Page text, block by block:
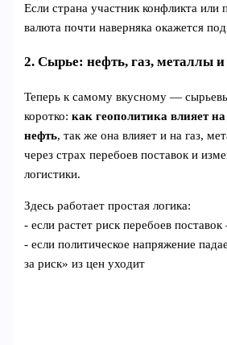
Если страна участник конфликта или
валюта почти наверняка окажется
2. Сырье: нефть, газ, металлы и
Теперь к самому вкусному —
коротко:как геополитика влияет
нефть, так же она влияет и на газ,
через страх перебоев поставок и
логистики.
Здесь работает простая логика:
- если растет риск перебоев
- если политическое напряжение
за риск» из цен уходит